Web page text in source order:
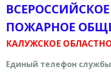
ПОЖАРНОЕ
КАЛУЖСКОЕ
Единый телефон службы